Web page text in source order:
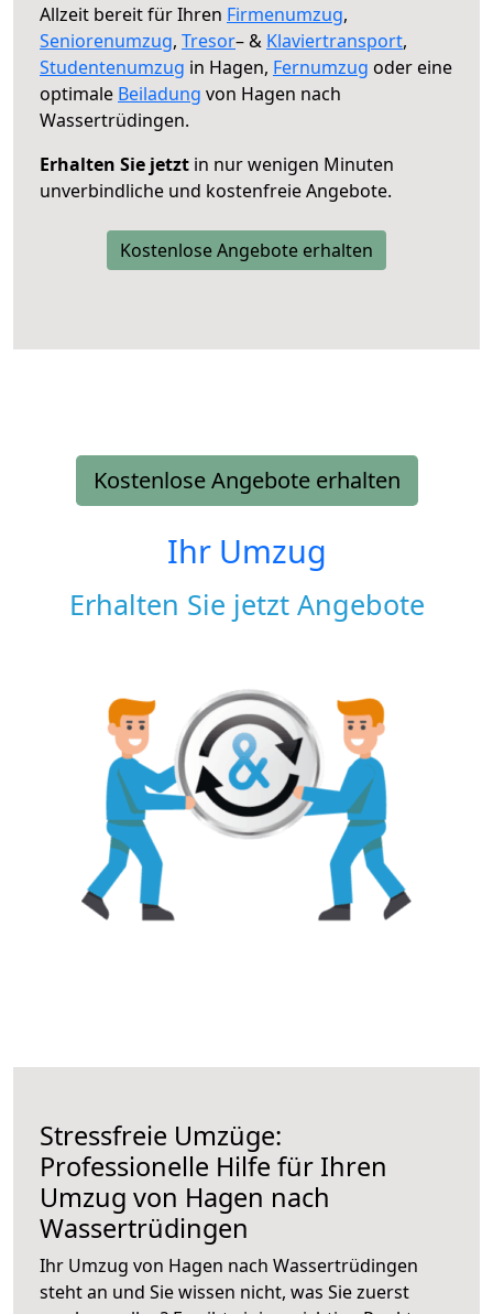
Allzeit bereit für Ihren Firmenumzug,
Seniorenumzug, Tresor– & Klaviertransport,
Studentenumzug in Hagen, Fernumzug oder eine
optimale Beiladung von Hagen nach
Wassertrüdingen.
Erhalten Sie jetzt in nur wenigen Minuten
unverbindliche und kostenfreie Angebote.
Kostenlose Angebote erhalten
Kostenlose Angebote erhalten
Ihr Umzug
Erhalten Sie jetzt Angebote
Stressfreie Umzüge:
Professionelle Hilfe für Ihren
Umzug von Hagen nach
Wassertrüdingen
Ihr Umzug von Hagen nach Wassertrüdingen
steht an und Sie wissen nicht, was Sie zuerst